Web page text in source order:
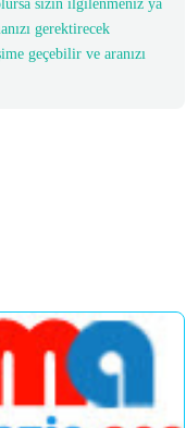
sizin ilgilenmeniz ya
gerektirecek
geçebilir ve aranızı